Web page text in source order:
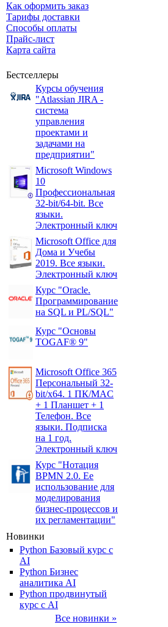
Как оформить заказ
Тарифы доставки
Способы оплаты
Прайс-лист
Карта сайта
Бестселлеры
Курсы обучения
"Atlassian JIRA -
система
управления
проектами и
задачами на
предприятии"
Microsoft Windows
10
Профессиональная
32-bit/64-bit. Все
языки.
Электронный ключ
Microsoft Office для
Дома и Учебы
2019. Все языки.
Электронный ключ
Курс "Oracle.
Программирование
на SQL и PL/SQL"
Курс "Основы
TOGAF® 9"
Microsoft Office 365
Персональный 32-
bit/x64. 1 ПК/MAC
+ 1 Планшет + 1
Телефон. Все
языки. Подписка
на 1 год.
Электронный ключ
Курс "Нотация
BPMN 2.0. Ее
использование для
моделирования
бизнес-процессов и
их регламентации"
Новинки
Python Базовый курс c
AI
Python Бизнес
аналитика AI
Python продвинутый
курс с AI
Все новинки »